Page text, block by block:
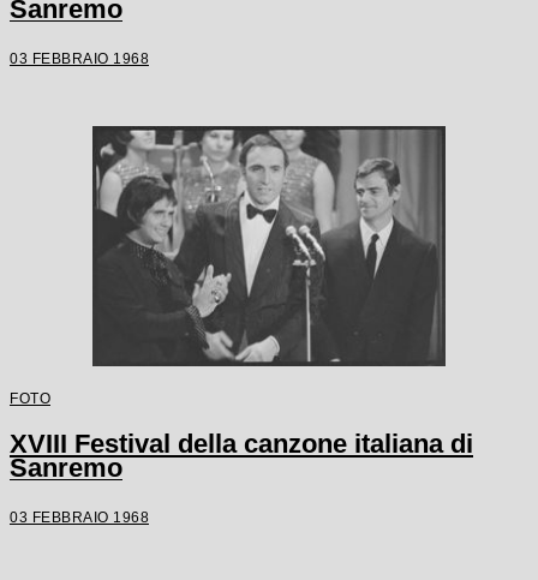
Sanremo
03 FEBBRAIO 1968
FOTO
XVIII Festival della canzone italiana di
Sanremo
03 FEBBRAIO 1968